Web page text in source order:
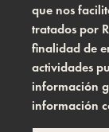
que nos
tratados por
finalidad de
actividades
información
información